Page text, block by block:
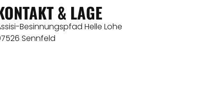
& LAGE
Besinnungspfad Helle Lohe
Sennfeld